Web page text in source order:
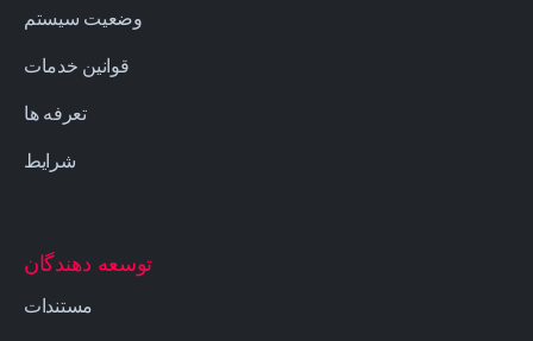
وضعیت سیستم
قوانین خدمات
تعرفه ها
شرایط
توسعه دهندگان
مستندات